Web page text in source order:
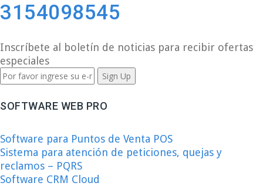
3154098545
Inscríbete al boletín de noticias para recibir ofertas
especiales
SOFTWARE WEB PRO
Software para Puntos de Venta POS
Sistema para atención de peticiones, quejas y
reclamos – PQRS
Software CRM Cloud